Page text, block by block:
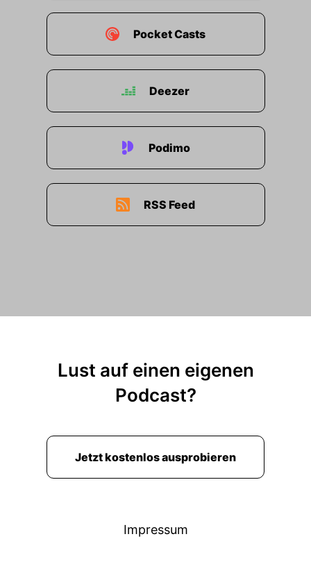
Pocket Casts
Deezer
Podimo
RSS Feed
Lust auf einen eigenen
Podcast?
Jetzt kostenlos ausprobieren
Impressum